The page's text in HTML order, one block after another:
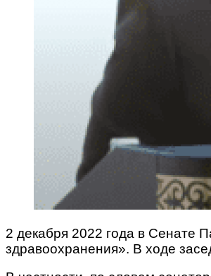
2 декабря 2022 года в Сенате
здравоохранения». В ходе